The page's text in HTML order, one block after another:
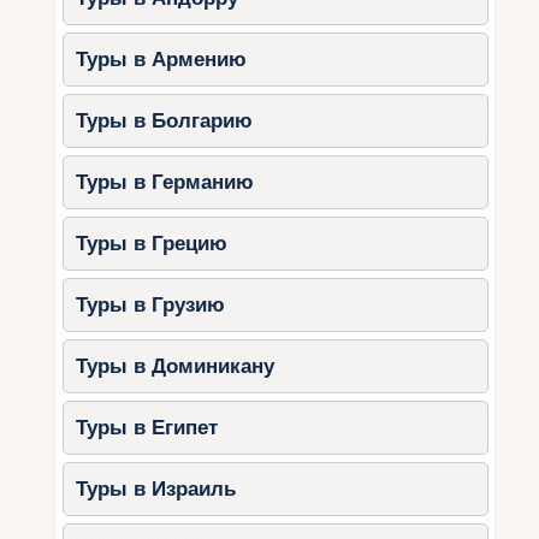
детьми.
2. Premier Luxury Mountain
Resort
Особенности:
Просторные семейные номера.
Игровые зоны для детей.
Спа-зона для родителей.
Разнообразные анимационные
программы.
Этот отель отлично подходит для семей,
3. Lucky Bansko Aparthotel SPA &
Relax
Туры в Армению
Туры в Болгарию
Туры в Германию
Туры в Грецию
Туры в Грузию
Туры в Доминикану
Туры в Египет
Туры в Израиль